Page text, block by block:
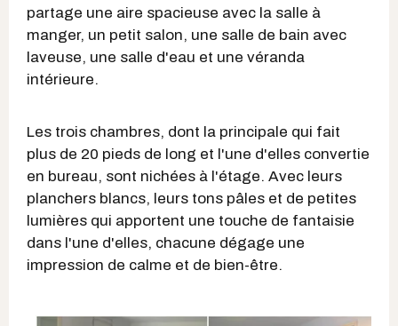
partage une aire spacieuse avec la salle à
manger, un petit salon, une salle de bain avec
laveuse, une salle d'eau et une véranda
intérieure.
Les trois chambres, dont la principale qui fait
plus de 20 pieds de long et l'une d'elles convertie
en bureau, sont nichées à l'étage. Avec leurs
planchers blancs, leurs tons pâles et de petites
lumières qui apportent une touche de fantaisie
dans l'une d'elles, chacune dégage une
impression de calme et de bien-être.